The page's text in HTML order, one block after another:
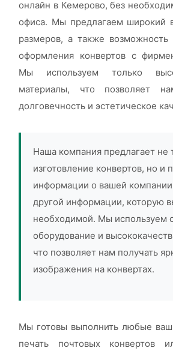
онлайн в Кемерово, без
офиса. Мы предлагаем широкий
размеров, а также возможность
оформления конвертов с
Мы используем только
материалы, что позволяет
долговечность и эстетическое
Наша компания предлагает не
изготовление конвертов, но и
информации о вашей
другой информации, которую
необходимой. Мы используем
оборудование и
что позволяет нам получать
изображения на конвертах.
Мы готовы выполнить любые
печать почтовых конвертов